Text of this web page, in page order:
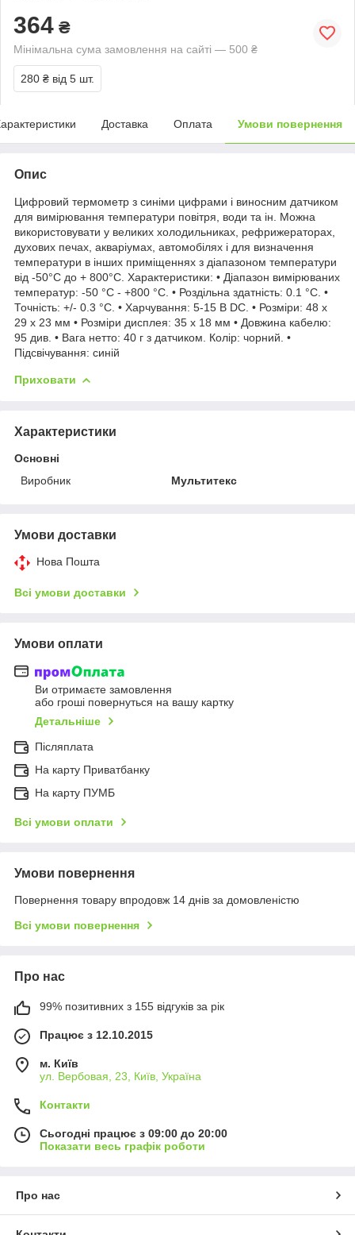
364 ₴
Мінімальна сума замовлення на сайті — 500 ₴
280 ₴ від 5 шт.
Доставка Оплата Умови повернення
Опис
Цифровий термометр з синіми цифрами і виносним датчиком
для вимірювання температури повітря, води та ін. Можна
використовувати у великих холодильниках, рефрижераторах,
духових печах, акваріумах, автомобілях і для визначення
температури в інших приміщеннях з діапазоном температури
від -50°C до + 800°C. Характеристики: • Діапазон вимірюваних
температур: -50 °C - +800 °C. • Роздільна здатність: 0.1 °C. •
Точність: +/- 0.3 °C. • Харчування: 5-15 В DC. • Розміри: 48 х
29 х 23 мм • Розміри дисплея: 35 х 18 мм • Довжина кабелю:
95 див. • Вага нетто: 40 г з датчиком. Колір: чорний. •
Підсвічування: синій
Приховати
Характеристики
Основні
Виробник
Мультитекс
Умови доставки
Нова Пошта
Всі умови доставки
Умови оплати
Ви отримаєте замовлення
або гроші повернуться на вашу картку
Детальніше
Післяплата
На карту Приватбанку
На карту ПУМБ
Всі умови оплати
Умови повернення
Повернення товару впродовж 14 днів за домовленістю
Всі умови повернення
Про нас
99% позитивних з 155 відгуків за рік
Працює з 12.10.2015
м. Київ
ул. Вербовая, 23, Київ, Україна
Контакти
Сьогодні працює з 09:00 до 20:00
Показати весь графік роботи
Про нас